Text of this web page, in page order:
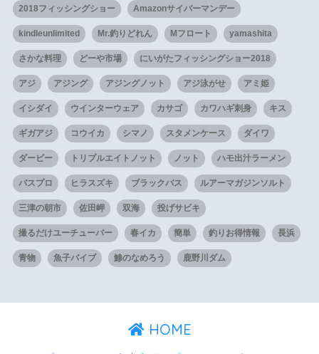
2018フィッシングショー Amazonサイバーマンデー
kindleunlimited Mr.釣りどれん Mフロート yamashita
さかな料理 どーや市場 にいがたフィッシングショー2018
アジ アジング アジングノット アジ泳がせ アミ姫
イシダイ ウインターウェア カサゴ カワハギ刺身 キス
ギガアジ コウイカ シマノ スタメンケース ダイワ
ダービー トリプルエイトノット ノット ハモ出汁ラーメン
バスプロ ヒラスズキ ブラックバス ルアーマガジンソルト
三津の朝市 佐田岬 双海 投げサビキ
撮るだけユーチューバー 春イカ 簡単 釣りお得情報 長浜
青物 魚子バイブ 鯵のなめろう 鹿野川ダム
HOME